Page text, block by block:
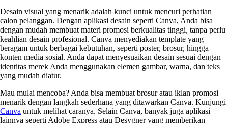
Desain visual yang menarik adalah kunci untuk mencuri perhatian
calon pelanggan. Dengan aplikasi desain seperti Canva, Anda bisa
dengan mudah membuat materi promosi berkualitas tinggi, tanpa perlu
keahlian desain profesional. Canva menyediakan template yang
beragam untuk berbagai kebutuhan, seperti poster, brosur, hingga
konten media sosial. Anda dapat menyesuaikan desain sesuai dengan
identitas merek Anda menggunakan elemen gambar, warna, dan teks
yang mudah diatur.
Mau mulai mencoba? Anda bisa membuat brosur atau iklan promosi
menarik dengan langkah sederhana yang ditawarkan Canva. Kunjungi
Canva untuk melihat caranya. Selain Canva, banyak juga aplikasi
lainnya seperti Adobe Express atau Desygner yang memberikan